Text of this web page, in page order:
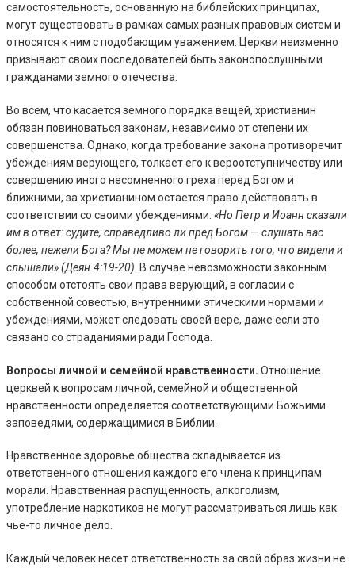
самостоятельность, основанную на библейских принципах,
могут существовать в рамках самых разных правовых систем и
относятся к ним с подобающим уважением. Церкви неизменно
призывают своих последователей быть законопослушными
гражданами земного отечества.
Во всем, что касается земного порядка вещей, христианин
обязан повиноваться законам, независимо от степени их
совершенства. Однако, когда требование закона противоречит
убеждениям верующего, толкает его к вероотступничеству или
совершению иного несомненного греха перед Богом и
ближними, за христианином остается право действовать в
соответствии со своими убеждениями: «Но Петр и Иоанн сказали
им в ответ: судите, справедливо ли пред Богом — слушать вас
более, нежели Бога? Мы не можем не говорить того, что видели и
слышали» (Деян.4:19-20) . В случае невозможности законным
способом отстоять свои права верующий, в согласии с
собственной совестью, внутренними этическими нормами и
убеждениями, может следовать своей вере, даже если это
связано со страданиями ради Господа.
Вопросы личной и семейной нравственности. Отношение
церквей к вопросам личной, семейной и общественной
нравственности определяется соответствующими Божьими
заповедями, содержащимися в Библии.
Нравственное здоровье общества складывается из
ответственного отношения каждого его члена к принципам
морали. Нравственная распущенность, алкоголизм,
употребление наркотиков не могут рассматриваться лишь как
чье-то личное дело.
Каждый человек несет ответственность за свой образ жизни не